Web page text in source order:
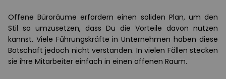
Offene Büroräume erfordern einen soliden Plan, um den
Stil so umzusetzen, dass Du die Vorteile davon nutzen
kannst. Viele Führungskräfte in Unternehmen haben diese
Botschaft jedoch nicht verstanden. In vielen Fällen stecken
sie ihre Mitarbeiter einfach in einen offenen Raum.